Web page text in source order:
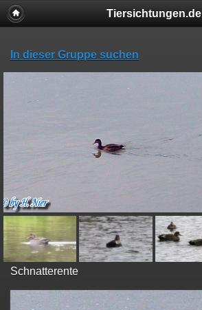
Tiersichtungen.de
In dieser Gruppe suchen
Schnatterente